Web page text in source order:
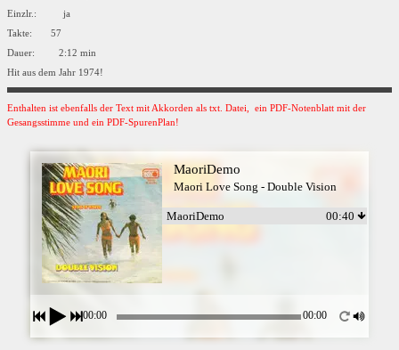
Einzlr.: ja
Takte: 57
Dauer: 2:12 min
Hit aus dem Jahr 1974!
Enthalten ist ebenfalls der Text mit Akkorden als txt. Datei, ein PDF-Notenblatt mit der
Gesangsstimme und ein PDF-SpurenPlan!
MaoriDemo
Maori Love Song - Double Vision
MaoriDemo 00:40
00:00 00:00